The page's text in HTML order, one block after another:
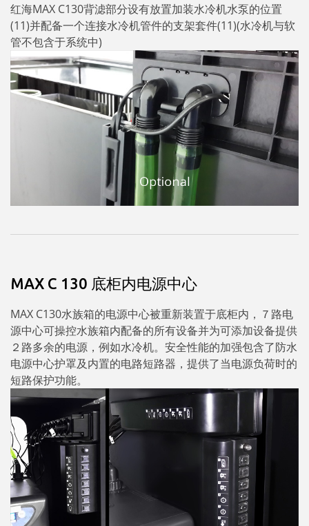
红海MAX C130背滤部分设有放置加装水冷机水泵的位置
(11)并配备一个连接水冷机管件的支架套件(11)(水冷机与软
管不包含于系统中)
MAX C 130 底柜内电源中心
MAX C130水族箱的电源中心被重新装置于底柜内，７路电
源中心可操控水族箱内配备的所有设备并为可添加设备提供
２路多余的电源，例如水冷机。安全性能的加强包含了防水
电源中心护罩及内置的电路短路器，提供了当电源负荷时的
短路保护功能。